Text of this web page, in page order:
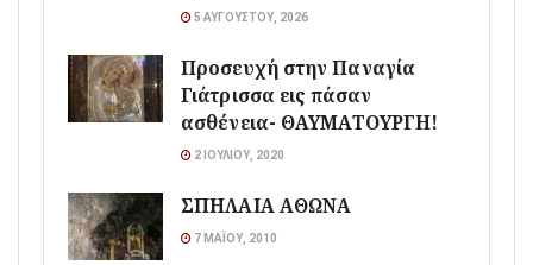
5 ΑΥΓΟΎΣΤΟΥ, 2026
Προσευχή στην Παναγία
Γιάτρισσα εις πάσαν
ασθένεια- ΘΑΥΜΑΤΟΥΡΓΗ!
2 ΙΟΥΛΊΟΥ, 2020
ΣΠΗΛΑΙΑ ΑΘΩΝΑ
7 ΜΑΪ́ΟΥ, 2010